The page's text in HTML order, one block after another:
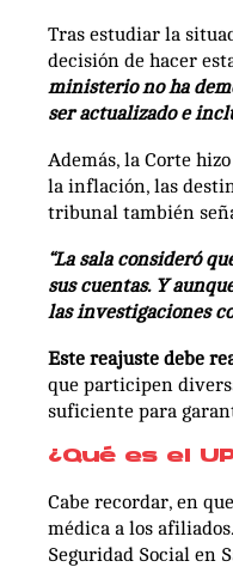
Tras estudiar la
decisión de hacer
ministerio no ha
ser actualizado e
Además, la Corte
la inflación, las
tribunal también
“La sala consideró
sus cuentas. Y
las investigaciones
Este reajuste debe
que participen
suficiente para
¿Qué es el
Cabe recordar, en
médica a los
Seguridad Social en